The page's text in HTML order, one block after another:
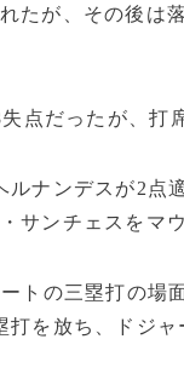
たが、その後は
点だったが、打
ナンデスが2点
サンチェスをマ
トの三塁打の場
を放ち、ドジャ